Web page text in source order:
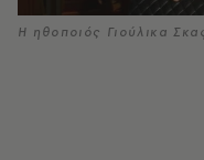
H ηθοποιός Γιούλικα